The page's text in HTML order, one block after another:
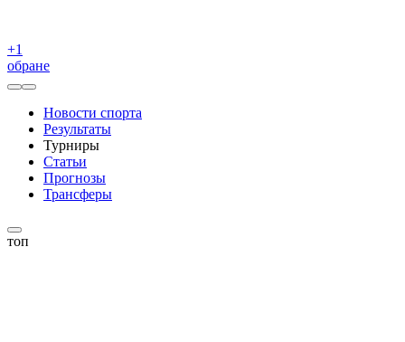
+1
обране
Новости спорта
Результаты
Турниры
Статьи
Прогнозы
Трансферы
топ